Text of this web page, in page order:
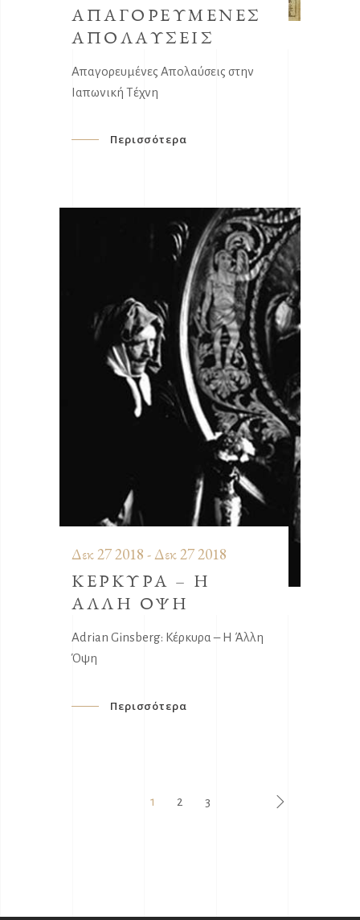
ΑΠΑΓΟΡΕΥΜΕΝΕΣ
ΑΠΟΛΑΥΣΕΙΣ
Απαγορευμένες Απολαύσεις στην
Ιαπωνική Τέχνη
Περισσότερα
Δεκ 27 2018 - Δεκ 27 2018
ΚΕΡΚΥΡΑ – Η
ΑΛΛΗ ΟΨΗ
Adrian Ginsberg: Kέρκυρα – Η Άλλη
Όψη
Περισσότερα
1 2 3